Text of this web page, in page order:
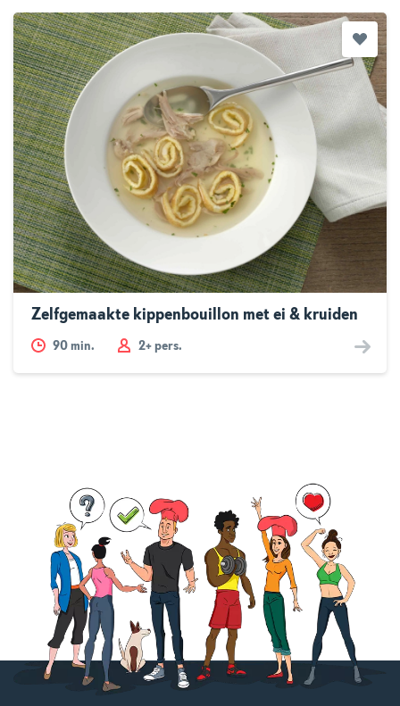
Zelfgemaakte kippenbouillon met ei & kruiden
90 min. 2+ pers.